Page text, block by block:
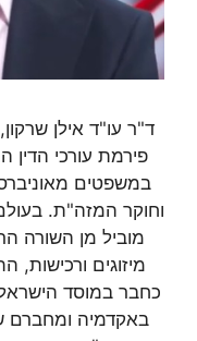
ד"ר עו"ד אילן
וחוקר המזה"ת.
מוביל מן השורה
מיזוגים ורכישות,
כחבר במוסד
באקדמיה ומחברם